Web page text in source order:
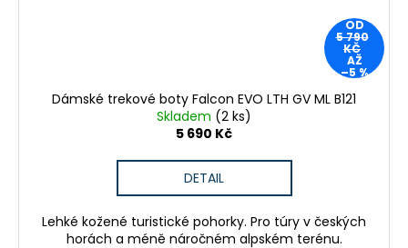
OD
5 790
KČ
AŽ
–5 %
Dámské trekové boty Falcon EVO LTH GV ML B121
Skladem (2 ks)
5 690 Kč
DETAIL
Lehké kožené turistické pohorky. Pro túry v českých
horách a méně náročném alpském terénu.